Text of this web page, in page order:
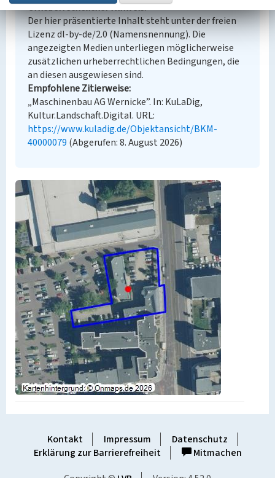
Urheberrechtlicher Hinweis
Der hier präsentierte Inhalt steht unter der freien
Lizenz dl-by-de/2.0 (Namensnennung). Die
angezeigten Medien unterliegen möglicherweise
zusätzlichen urheberrechtlichen Bedingungen, die
an diesen ausgewiesen sind.
Empfohlene Zitierweise
„Maschinenbau AG Wernicke”. In: KuLaDig,
Kultur.Landschaft.Digital. URL:
https://www.kuladig.de/Objektansicht/BKM-
40000079 (Abgerufen: 8. August 2026)
Kontakt Impressum
Datenschutz
Erklärung zur Barrierefreiheit
Mitmachen